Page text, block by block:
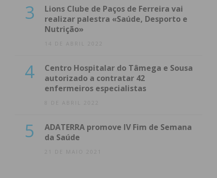
3
Lions Clube de Paços de Ferreira vai
realizar palestra «Saúde, Desporto e
Nutrição»
14 DE ABRIL 2022
4
Centro Hospitalar do Tâmega e Sousa
autorizado a contratar 42
enfermeiros especialistas
8 DE ABRIL 2022
5
ADATERRA promove IV Fim de Semana
da Saúde
21 DE MAIO 2021